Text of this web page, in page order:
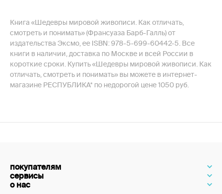
Книга «Шедевры мировой живописи. Как отличать,
смотреть и понимать» (Франсуаза Барб-Галль) от
издательства Эксмо, ее ISBN: 978-5-699-60442-5. Все
книги в наличии, доставка по Москве и всей России в
короткие сроки. Купить «Шедевры мировой живописи. Как
отличать, смотреть и понимать» вы можете в интернет-
магазине РЕСПУБЛИКА* по недорогой цене 1050 руб.
покупателям
сервисы
о нас